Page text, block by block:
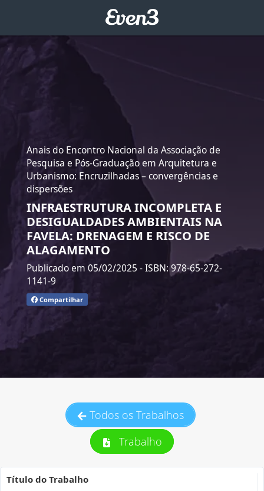
Anais do Encontro Nacional da Associação de
Pesquisa e Pós-Graduação em Arquitetura e
Urbanismo: Encruzilhadas – convergências e
dispersões
INFRAESTRUTURA INCOMPLETA E
DESIGUALDADES AMBIENTAIS NA
FAVELA: DRENAGEM E RISCO DE
ALAGAMENTO
Publicado em 05/02/2025 - ISBN: 978-65-272-
1141-9
Compartilhar
Todos os Trabalhos
Trabalho
Título do Trabalho